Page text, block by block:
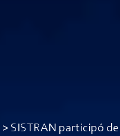
> SISTRAN participó de